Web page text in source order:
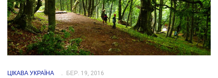
ЦІКАВА УКРАЇНА БЕР. 19, 2016